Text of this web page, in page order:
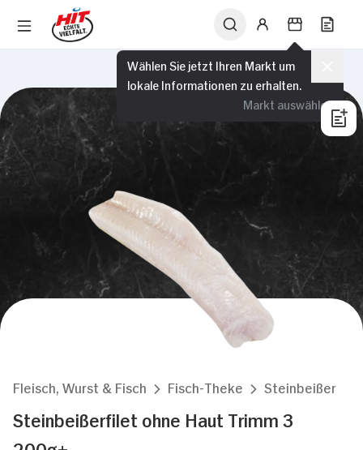
Wählen Sie jetzt Ihren Markt um
lokale Informationen zu erhalten.
Markt auswählen
Fleisch, Wurst & Fisch Fisch-Theke Steinbeißer
Steinbeißerfilet ohne Haut Trimm 3